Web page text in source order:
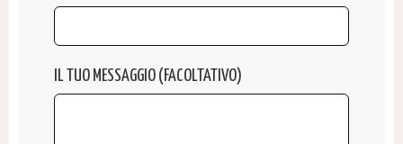
IL TUO MESSAGGIO (FACOLTATIVO)